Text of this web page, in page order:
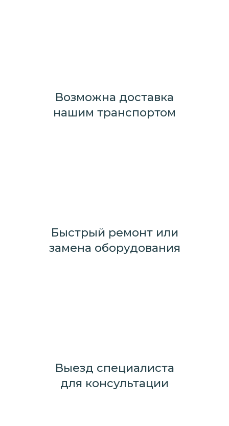
Возможна доставка
нашим транспортом
Быстрый ремонт или
замена оборудования
Выезд специалиста
для консультации